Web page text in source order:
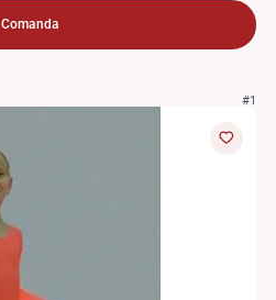
Comanda
#1